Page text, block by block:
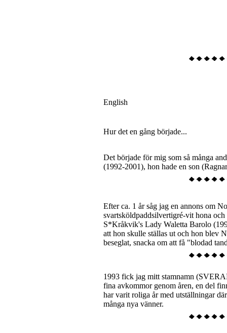
English
Hur det en gång började...
Det började för mig som så många
(1992-2001), hon hade en son
Efter ca. 1 år såg jag en annons om
svartsköldpaddsilvertigré-vit hona
S*Kråkvik's Lady Waletta Barolo
att hon skulle ställas ut och hon blev
beseglat, snacka om att få "blodad
1993 fick jag mitt stamnamn
fina avkommor genom åren, en del
har varit roliga år med utställningar
många nya vänner.